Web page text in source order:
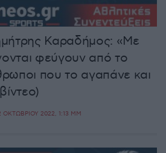
Καραδήμος: «Με
φεύγουν από το
που το αγαπάνε και
ΟΚΤΩΒΡΊΟΥ 2022, 1:13 ΜΜ